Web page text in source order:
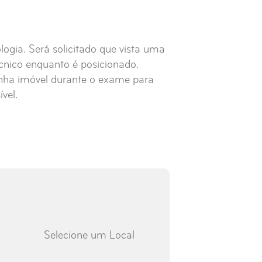
Será solicitado que vista uma
enquanto é posicionado.
imóvel durante o exame para
Selecione um Local